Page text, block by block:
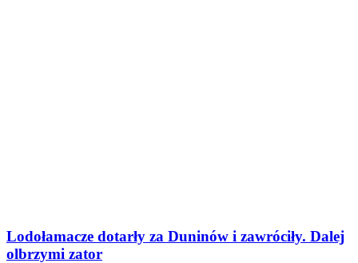
Lodołamacze dotarły za Duninów i zawróciły. Dalej
olbrzymi zator